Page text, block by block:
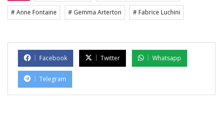
# Anne Fontaine # Gemma Arterton # Fabrice Luchini
Facebook Twitter Whatsapp
Telegram